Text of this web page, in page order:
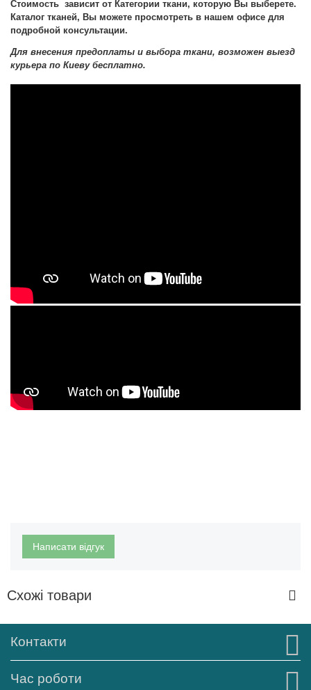
Стоимость зависит от Категории ткани, которую Вы выберете.
Каталог тканей, Вы можете просмотреть в нашем офисе для
подробной консультации.
Для внесения предоплаты и выбора ткани, возможен выезд
курьера по Киеву бесплатно.
Написати відгук
Схожі товари
Контакти
Час роботи